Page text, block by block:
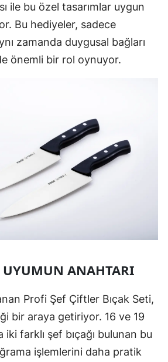
ile bu özel tasarımlar uygun
Bu hediyeler, sadece
zamanda duygusal bağları
önemli bir rol oynuyor.
ANAHTARI
Profi Şef Çiftler Bıçak Seti,
bir araya getiriyor. 16 ve 19
iki farklı şef bıçağı bulunan bu
işlemlerini daha pratik